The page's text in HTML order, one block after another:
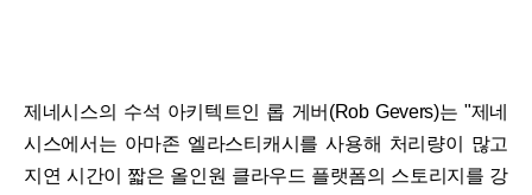
제네시스의 수석 아키텍트인 롭 게버(Rob Gevers)는 "제네
시스에서는 아마존 엘라스티캐시를 사용해 처리량이 많고
지연 시간이 짧은 올인원 클라우드 플랫폼의 스토리지를 강